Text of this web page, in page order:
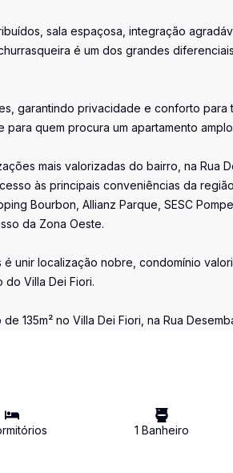
sala espaçosa, integração
é um dos grandes
garantindo privacidade e conforto para
quem procura um apartamento
mais valorizadas do bairro, na
às principais conveniências da
Bourbon, Allianz Parque, SESC
da Zona Oeste.
unir localização nobre, condomínio
Villa Dei Fiori.
135m² no Villa Dei Fiori, na Rua
s 1 Banheiro